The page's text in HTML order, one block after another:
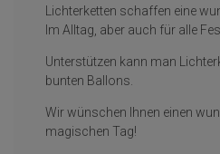
Lichterketten schaffen eine
Im Alltag, aber auch für alle
Unterstützen kann man
bunten Ballons.
Wir wünschen Ihnen einen
magischen Tag!